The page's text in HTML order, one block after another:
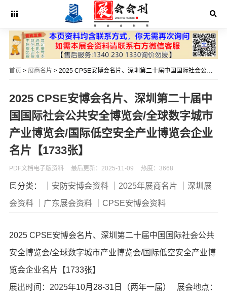
首页 > 展商名片 > 2025 CPSE安博会名片、深圳第二十届中国国际社会公共安全博览会/全球数字城市产业博览会/国际低空安全产业博览会企业名片【1733张】
2025 CPSE安博会名片、深圳第二十届中
国国际社会公共安全博览会/全球数字城市
产业博览会/国际低空安全产业博览会企业
名片【1733张】
PDF文档电子版资料 最后更新：2025-11-09 热度：3668
分类： ｜安防安博会资料 ｜2025年展商名片
｜深圳展
会资料
｜广东展会资料 ｜CPSE安博会资料
2025 CPSE安博会名片、深圳第二十届中国国际社会公共
安全博览会/全球数字城市产业博览会/国际低空安全产业博
览会企业名片【1733张】
展出时间：2025年10月28-31日（两年一届） 展会地点：